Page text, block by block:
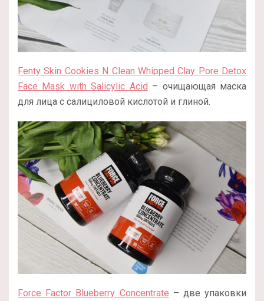
Fenty Skin Cookies N Clean Whipped Clay Pore Detox
Face Mask with Salicylic Acid – очищающая маска
для лица с салициловой кислотой и глиной.
Force Factor Blueberry Concentrate – две упаковки